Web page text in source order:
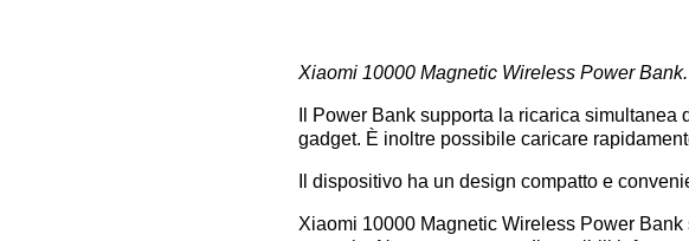
Xiaomi 10000 Magnetic Wireless Power
Il Power Bank supporta la ricarica
gadget. È inoltre possibile caricare
Il dispositivo ha un design compatto e
Xiaomi 10000 Magnetic Wireless Power